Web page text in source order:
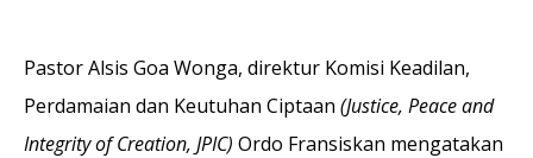
Pastor Alsis Goa Wonga, direktur Komisi Keadilan,
Perdamaian dan Keutuhan Ciptaan (Justice, Peace and
Integrity of Creation, JPIC) Ordo Fransiskan mengatakan